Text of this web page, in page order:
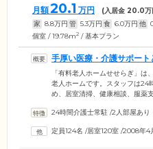
月額20.1 万円 (入居金 20.0万
家 8.8万円 管 5.3万円 食 6.0万円 他
個室 / 19.78m2 / 基本プラン
手厚い医療・介護サポー
両立しています
「有料老人ホームせせらぎ」
老人ホームです。スタッフは24
め、居室清掃、健康相談、服薬
の方から要介護の認定を受けた
スペースとして、開放的なエン
24時間介護士常駐 /2人部屋あり
定員124名 /居室120室 /2008年4